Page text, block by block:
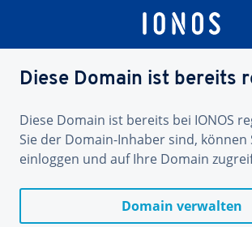
Diese Domain ist bereits
Diese Domain ist bereits bei IONOS
Sie der Domain-Inhaber sind, können
einloggen und auf Ihre Domain
Domain verwalten